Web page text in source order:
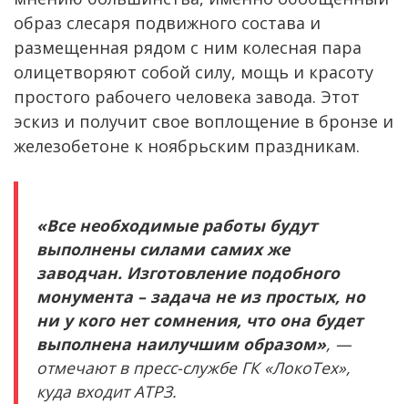
образ слесаря подвижного состава и
размещенная рядом с ним колесная пара
олицетворяют собой силу, мощь и красоту
простого рабочего человека завода. Этот
эскиз и получит свое воплощение в бронзе и
железобетоне к ноябрьским праздникам.
«Все необходимые работы будут
выполнены силами самих же
заводчан. Изготовление подобного
монумента – задача не из простых, но
ни у кого нет сомнения, что она будет
выполнена наилучшим образом», —
отмечают в пресс-службе ГК «ЛокоТех»,
куда входит АТРЗ.